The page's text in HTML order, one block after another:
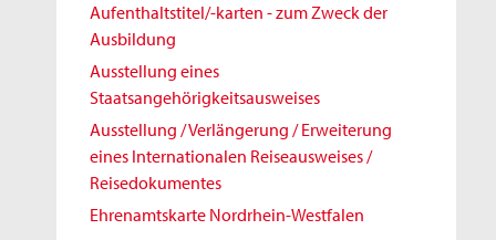
Aufenthaltstitel/-karten - zum Zweck der
Ausbildung
Ausstellung eines
Staatsangehörigkeitsausweises
Ausstellung / Verlängerung / Erweiterung
eines Internationalen Reiseausweises /
Reisedokumentes
Ehrenamtskarte Nordrhein-Westfalen